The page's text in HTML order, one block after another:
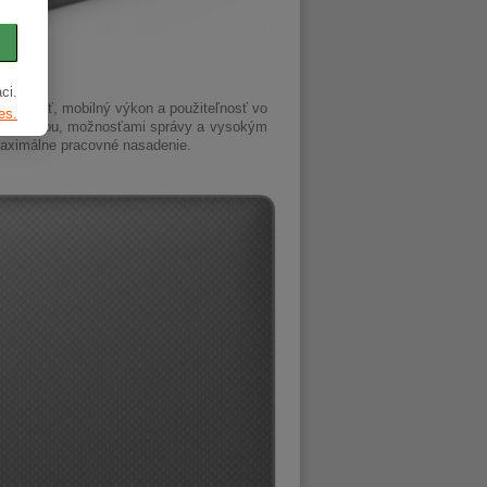
mobilný výkon a použiteľnosť vo
možnosťami správy a vysokým
pracovné nasadenie.